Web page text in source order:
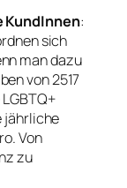
KundInnen:
sich
man dazu
von 2517
jährliche
Von
zu